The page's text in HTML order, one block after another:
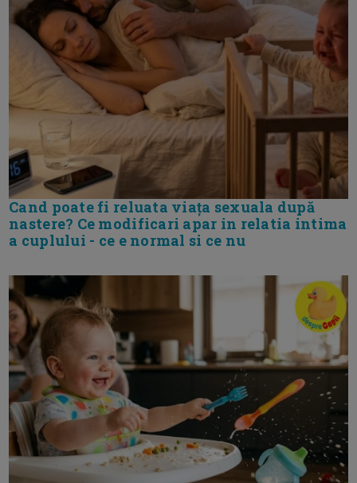
Cand poate fi reluata viața sexuala după
nastere? Ce modificari apar in relatia intima
a cuplului - ce e normal si ce nu